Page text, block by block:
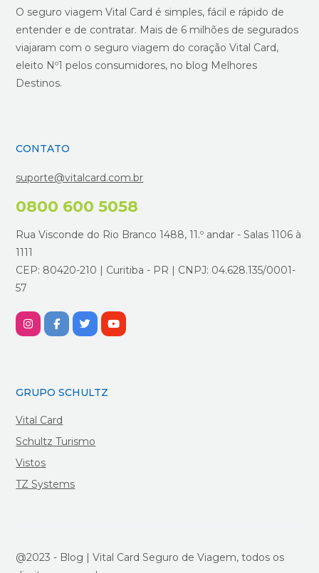
O seguro viagem Vital Card é simples, fácil e rápido de
entender e de contratar. Mais de 6 milhões de segurados
viajaram com o seguro viagem do coração Vital Card,
eleito Nº1 pelos consumidores, no blog Melhores
Destinos.
CONTATO
suporte@vitalcard.com.br
0800 600 5058
Rua Visconde do Rio Branco 1488, 11.º andar - Salas 1106 à
1111
CEP: 80420-210 | Curitiba - PR | CNPJ: 04.628.135/0001-
57
GRUPO SCHULTZ
Vital Card
Schultz Turismo
Vistos
TZ Systems
@2023 - Blog | Vital Card Seguro de Viagem, todos os